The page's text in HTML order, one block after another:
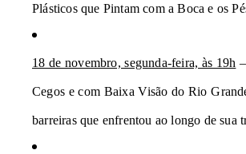
Plásticos que Pintam com a Boca e os
18 de novembro, segunda-feira, às 19h
Cegos e com Baixa Visão do Rio
barreiras que enfrentou ao longo de sua